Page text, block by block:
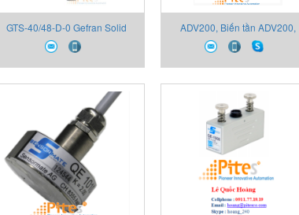
GTS-40/48-D-0 Gefran Solid
State Relays, GTS Series Thiết
bị Gefran,Đại lý Thiết bị Gefran
ADV200, Biến tần ADV200,
Thiết bị Gefran, Đại lý Thiết bị
Gefran